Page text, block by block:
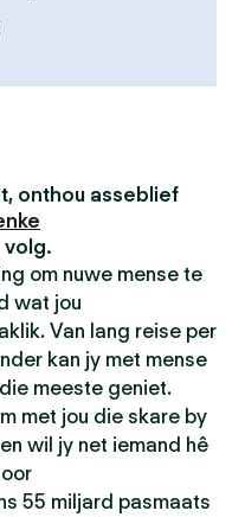
onthou asseblief
volg.
om nuwe mense te
wat jou
Van lang reise per
kan jy met mense
meeste geniet.
met jou die skare by
wil jy net iemand hê
55 miljard pasmaats